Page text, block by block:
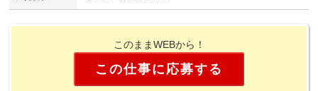
このままWEBから！
この仕事に応募する